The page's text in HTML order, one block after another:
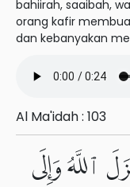
bahiirah, saaibah,
orang kafir
dan kebanyakan
Al Ma'idah : 103
ٱللَّهُ وَإِلَى